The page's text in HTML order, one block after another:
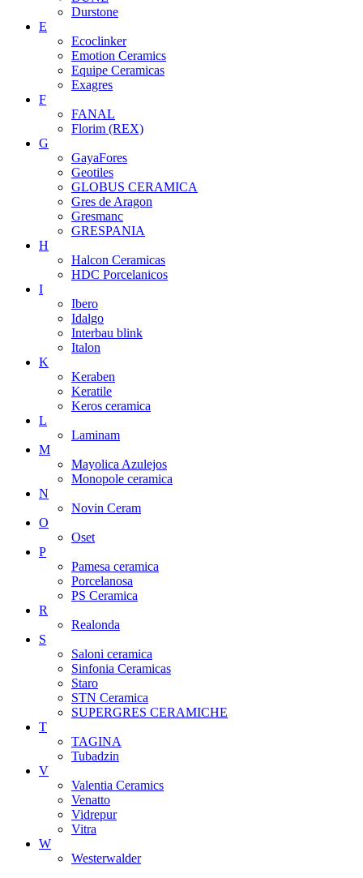
Durstone
E
Ecoclinker
Emotion Ceramics
Equipe Ceramicas
Exagres
F
FANAL
Florim (REX)
G
GayaFores
Geotiles
GLOBUS CERAMICA
Gres de Aragon
Gresmanc
GRESPANIA
H
Halcon Ceramicas
HDC Porcelanicos
I
Ibero
Idalgo
Interbau blink
Italon
K
Keraben
Keratile
Keros ceramica
L
Laminam
M
Mayolica Azulejos
Monopole ceramica
N
Novin Ceram
O
Oset
P
Pamesa ceramica
Porcelanosa
PS Ceramica
R
Realonda
S
Saloni ceramica
Sinfonia Ceramicas
Staro
STN Ceramica
SUPERGRES CERAMICHE
T
TAGINA
Tubadzin
V
Valentia Ceramics
Venatto
Vidrepur
Vitra
W
Westerwalder